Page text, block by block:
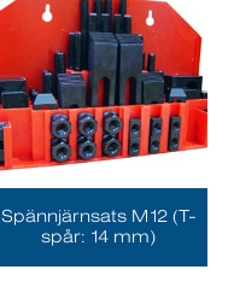
Spännjärnsats M12 (T-
spår: 14 mm)